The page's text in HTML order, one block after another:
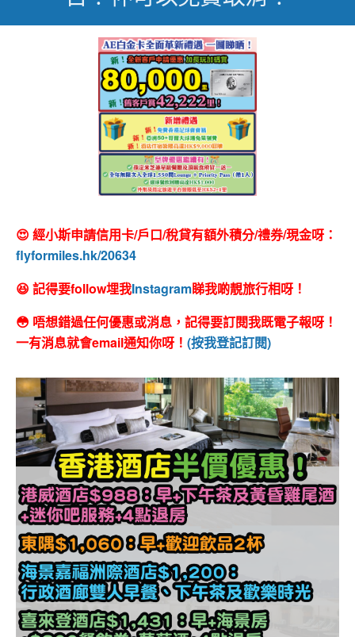
😍 經小斯申請信用卡/戶口/稅貸有額外積分/禮券/現金呀：
flyformiles.hk/20634
😆 記得要follow埋我Instagram睇我啲靚旅行相呀！
😳 唔想錯過任何優惠或消息，記得要訂閱我既電子報呀！
一有消息就會email通知你呀！ (按我登記訂閱)